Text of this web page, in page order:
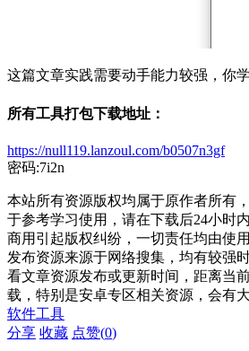
这篇文章实践需要动手能力较强，你
所有工具打包下载地址：
https://null119.lanzoul.com/b0507n3gf
密码:7i2n
本站所有资源版权均属于原作者所有
于参考学习使用，请在下载后24小时
商用引起版权纠纷，一切责任均由使
发布资源来源于网络搜集，均有较强
看文章资源发布或更新时间，距离当
载，特别是安卓专区相关资源，会有
软件工具
分享 收藏 点赞(0)